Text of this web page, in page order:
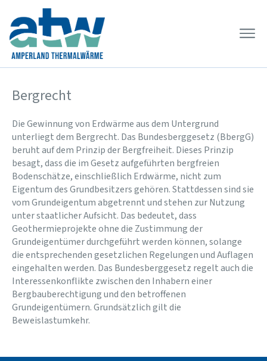
Bergrecht
Die Gewinnung von Erdwärme aus dem Untergrund
unterliegt dem Bergrecht. Das Bundesberggesetz (BbergG)
beruht auf dem Prinzip der Bergfreiheit. Dieses Prinzip
besagt, dass die im Gesetz aufgeführten bergfreien
Bodenschätze, einschließlich Erdwärme, nicht zum
Eigentum des Grundbesitzers gehören. Stattdessen sind sie
vom Grundeigentum abgetrennt und stehen zur Nutzung
unter staatlicher Aufsicht. Das bedeutet, dass
Geothermieprojekte ohne die Zustimmung der
Grundeigentümer durchgeführt werden können, solange
die entsprechenden gesetzlichen Regelungen und Auflagen
eingehalten werden. Das Bundesberggesetz regelt auch die
Interessenkonflikte zwischen den Inhabern einer
Bergbauberechtigung und den betroffenen
Grundeigentümern. Grundsätzlich gilt die
Beweislastumkehr.